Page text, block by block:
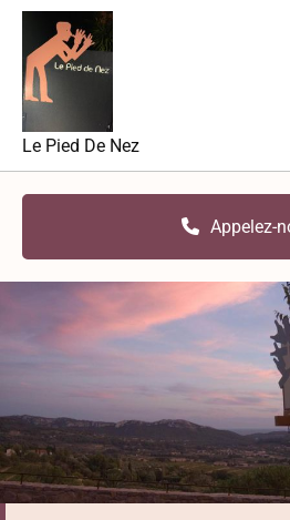
Accéder au contenu
Le Pied De Nez
Appelez-